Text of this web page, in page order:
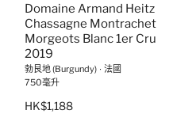
Domaine Armand Heitz
Chassagne Montrachet
Morgeots Blanc 1er Cru
2019
勃艮地 (Burgundy) ∙ 法國
750毫升
HK$1,188